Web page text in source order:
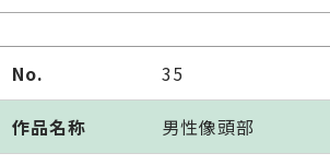
No. 35
作品名称 男性像頭部